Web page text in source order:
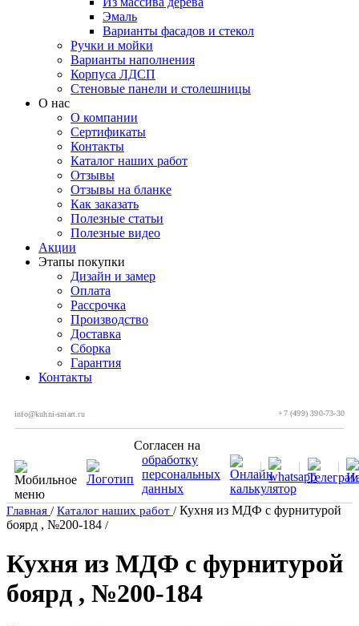
Эмаль
Варианты фасадов и стекол
Ручки и мойки
Варианты наполнения
Корпуса ЛДСП
Стеновые панели и столешницы
О нас
О компании
Сертификаты
Контакты
Каталог наших работ
Отзывы
Отзывы на бланке
Как заказать
Полезные статьи
Полезные видео
Акции
Этапы покупки
Дизайн и замер
Оплата
Рассрочка
Производство
Доставка
Сборка
Гарантия
Контакты
info@kuhni-smart.ru +7 (499) 390-73-30
Согласен на
обработку
персональных
данных
Главная / Каталог наших работ / Кухня из МДФ с фурнитурой
боярд , №200-184 /
Кухня из МДФ с фурнитурой
боярд , №200-184